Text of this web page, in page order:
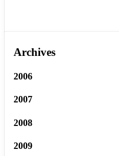
Archives
2006
2007
2008
2009